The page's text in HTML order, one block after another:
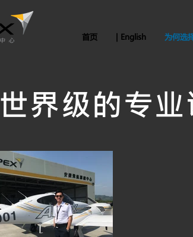
首页 | English 为何选
世界级的专